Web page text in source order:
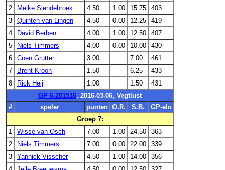
2 Meike Slendebroek 4.50 1.00 15.75
403
3
Quinten van Lingen 4.50 0.00 12.25
419
4
David Berben 4.00 1.00 12.50
407
5
Niels Timmers 4.00 0.00 10.00
430
6
Coen Grutter 3.00 7.00
461
7
Brent Kroon 1.50 6.25
433
8
Rick Heij 1.00 1.50
431
GP 6-201516, 2016-03-06, Vegtlust
#
speler punten O.R. S.B.
GP-elo
Groep 7:
1
Wisse van Osch 7.00 1.00 24.50
363
2
Niels Timmers 7.00 0.00 22.00
339
3
Yannick Visscher 4.50 1.00 14.00
356